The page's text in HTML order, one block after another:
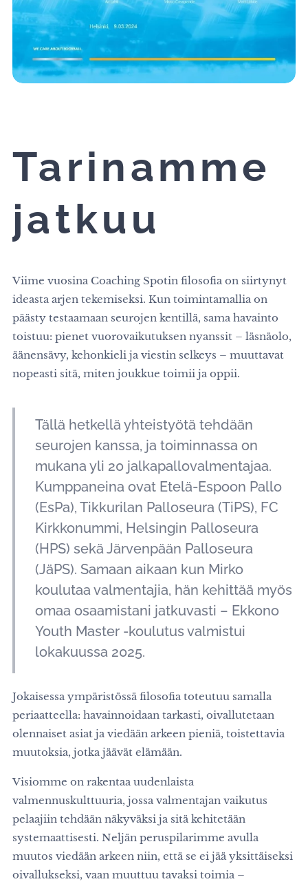
Tarinamme
jatkuu
Viime vuosina Coaching Spotin filosofia on siirtynyt
ideasta arjen tekemiseksi. Kun toimintamallia on
päästy testaamaan seurojen kentillä, sama havainto
toistuu: pienet vuorovaikutuksen nyanssit – läsnäolo,
äänensävy, kehonkieli ja viestin selkeys – muuttavat
nopeasti sitä, miten joukkue toimii ja oppii.
Tällä hetkellä yhteistyötä tehdään
seurojen kanssa, ja toiminnassa on
mukana yli 20 jalkapallovalmentajaa.
Kumppaneina ovat Etelä-Espoon Pallo
(EsPa), Tikkurilan Palloseura (TiPS), FC
Kirkkonummi, Helsingin Palloseura
(HPS) sekä Järvenpään Palloseura
(JäPS). Samaan aikaan kun Mirko
koulutaa valmentajia, hän kehittää myös
omaa osaamistani jatkuvasti – Ekkono
Youth Master -koulutus valmistui
lokakuussa 2025.
Jokaisessa ympäristössä filosofia toteutuu samalla
periaatteella: havainnoidaan tarkasti, oivallutetaan
olennaiset asiat ja viedään arkeen pieniä, toistettavia
muutoksia, jotka jäävät elämään.
Visiomme on rakentaa uudenlaista
valmennuskulttuuria, jossa valmentajan vaikutus
pelaajiin tehdään näkyväksi ja sitä kehitetään
systemaattisesti. Neljän peruspilarimme avulla
muutos viedään arkeen niin, että se ei jää yksittäiseksi
oivallukseksi, vaan muuttuu tavaksi toimia –